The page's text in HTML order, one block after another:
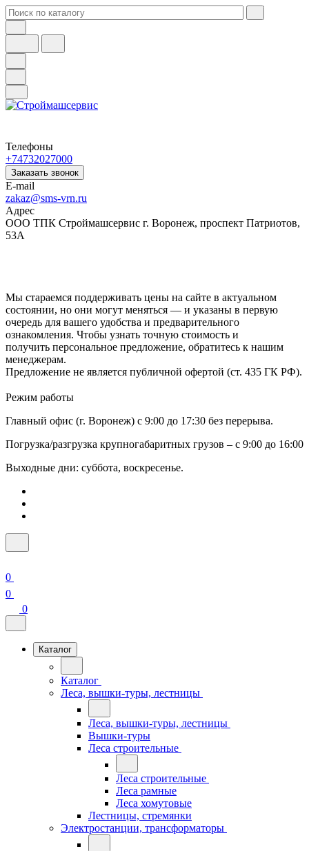
Телефоны
+74732027000
Заказать звонок
E-mail
zakaz@sms-vrn.ru
Адрес
ООО ТПК Строймашсервис г. Воронеж, проспект Патриотов,
53А
Мы стараемся поддерживать цены на сайте в актуальном
состоянии, но они могут меняться — и указаны в первую
очередь для вашего удобства и предварительного
ознакомления. Чтобы узнать точную стоимость и
получить персональное предложение, обратитесь к нашим
менеджерам.
Предложение не является публичной офертой (ст. 435 ГК РФ).
Режим работы
Главный офис (г. Воронеж) с 9:00 до 17:30 без перерыва.
Погрузка/разгрузка крупногабаритных грузов – с 9:00 до 16:00
Выходные дни: суббота, воскресенье.
0
0
0
Каталог
Каталог
Леса, вышки-туры, лестницы
Леса, вышки-туры, лестницы
Вышки-туры
Леса строительные
Леса строительные
Леса рамные
Леса хомутовые
Лестницы, стремянки
Электростанции, трансформаторы